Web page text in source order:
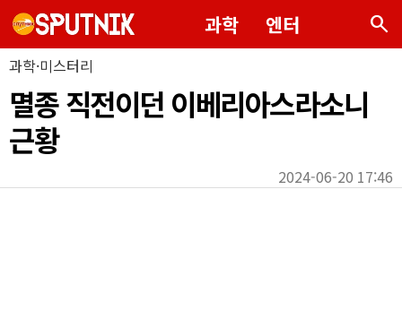
과학 엔터 search
과학·미스터리
멸종 직전이던 이베리아스라소니
근황
2024-06-20 17:46